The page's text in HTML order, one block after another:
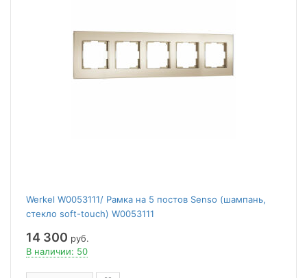
Werkel W0053111/ Рамка на 5 постов Senso (шампань,
стекло soft-touch) W0053111
14 300 руб.
В наличии: 50